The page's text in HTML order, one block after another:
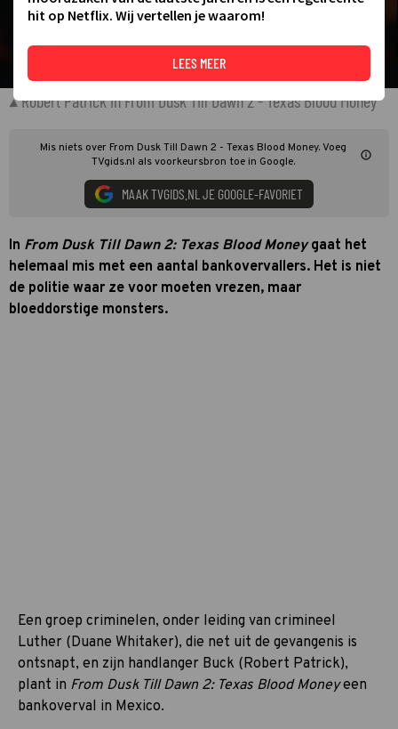
Robert Patrick in From Dusk Till Dawn 2 - Texas Blood Money
Mis niets over From Dusk Till Dawn 2 - Texas Blood Money. Voeg
TVgids.nl als voorkeursbron toe in Google.
MAAK TVGIDS.NL JE GOOGLE-FAVORIET
In From Dusk Till Dawn 2: Texas Blood Moneygaat het
helemaal mis met een aantal bankovervallers. Het is niet
de politie waar ze voor moeten vrezen, maar
bloeddorstige monsters.
Een groep criminelen, onder leiding van crimineel
Luther (Duane Whitaker), die net uit de gevangenis is
ontsnapt, en zijn handlanger Buck (Robert Patrick),
plant in From Dusk Till Dawn 2: Texas Blood Moneyeen
bankoverval in Mexico.
hit op Netflix. Wij vertellen je waarom!
LEES MEER